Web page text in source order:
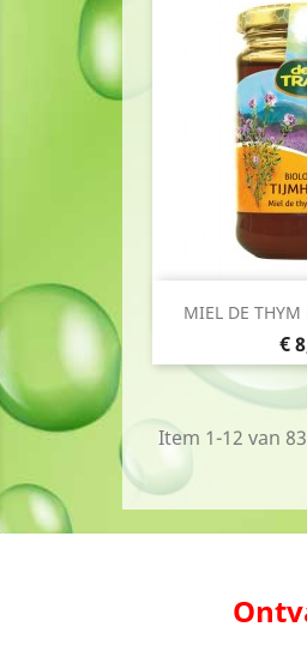
MIEL DE THYM
€
Snel
Item 1-12 van